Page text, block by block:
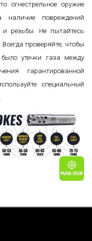
огнестрельное оружие
наличие повреждений
и резьбы. Не пытайтесь
проверяйте, чтобы
утечки газа между
гарантированной
специальный